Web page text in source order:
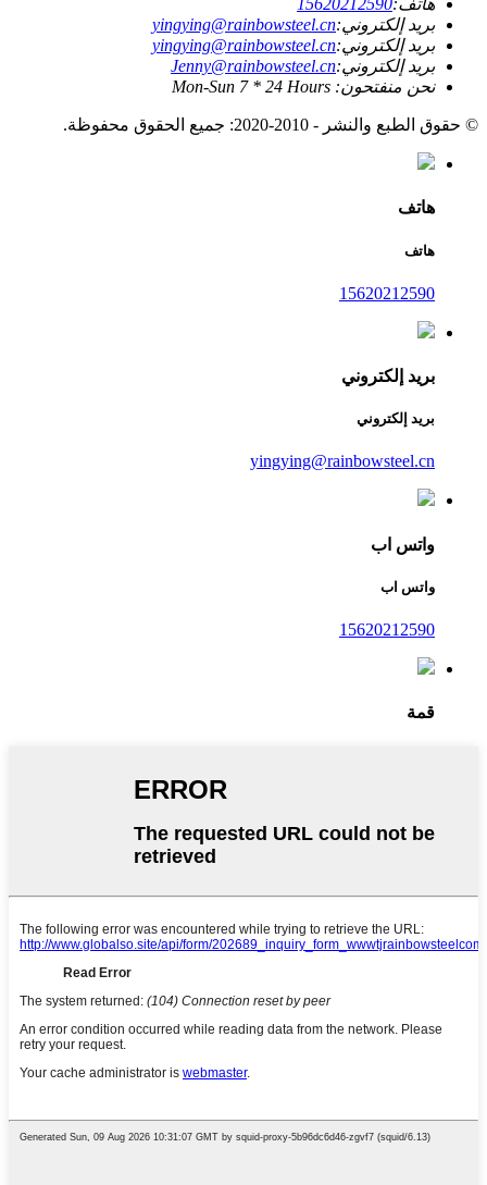
هاتف:15620212590
بريد إلكتروني:yingying@rainbowsteel.cn
بريد إلكتروني:yingying@rainbowsteel.cn
بريد إلكتروني:Jenny@rainbowsteel.cn
نحن منفتحون: Mon-Sun 7 * 24 Hours
© حقوق الطبع والنشر - 2010-2020: جميع الحقوق محفوظة.
هاتف
هاتف
15620212590
بريد إلكتروني
بريد إلكتروني
yingying@rainbowsteel.cn
واتس اب
واتس اب
15620212590
قمة